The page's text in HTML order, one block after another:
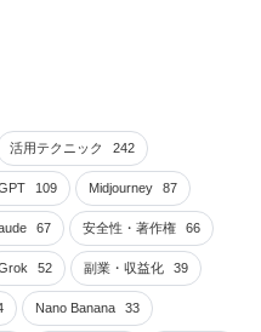
活用テクニック 242
109 Midjourney 87
67 安全性・著作権 66
52 副業・収益化 39
Nano Banana 33